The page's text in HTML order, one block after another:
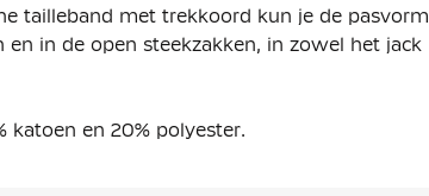
tailleband met trekkoord kun je de pasvorm
in de open steekzakken, in zowel het jack
katoen en 20% polyester.